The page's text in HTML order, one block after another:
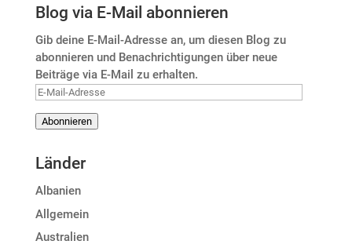
Blog via E-Mail abonnieren
Gib deine E-Mail-Adresse an, um diesen Blog zu
abonnieren und Benachrichtigungen über neue
Beiträge via E-Mail zu erhalten.
E-
Adresse
Abonnieren
Länder
Albanien
Allgemein
Australien